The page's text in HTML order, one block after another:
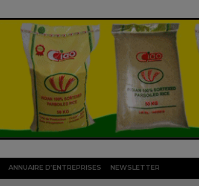
ANNUAIRE D’ENTREPRISES NEWSLETTER